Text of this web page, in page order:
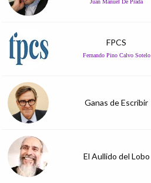
Juan Manuel De Prada
FPCS
Fernando Pino Calvo Sotelo
Ganas de Escribir
El Aullido del Lobo